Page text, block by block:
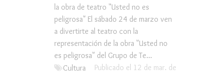
la obra de teatro "Usted no es
peligrosa" El sábado 24 de marzo ven
a divertirte al teatro con la
representación de la obra "Usted no
es peligrosa" del Grupo de Te...
Cultura
Publicado el 12 de mar. de